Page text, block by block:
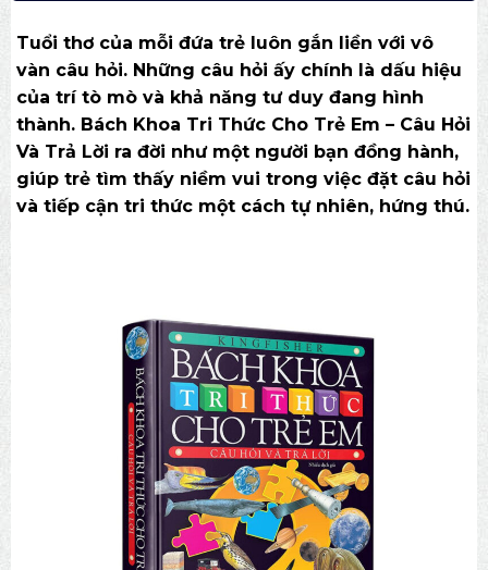
Tuổi thơ của mỗi đứa trẻ luôn gắn liền với vô
vàn câu hỏi. Những câu hỏi ấy chính là dấu hiệu
của trí tò mò và khả năng tư duy đang hình
thành. Bách Khoa Tri Thức Cho Trẻ Em – Câu Hỏi
Và Trả Lời ra đời như một người bạn đồng hành,
giúp trẻ tìm thấy niềm vui trong việc đặt câu hỏi
và tiếp cận tri thức một cách tự nhiên, hứng thú.